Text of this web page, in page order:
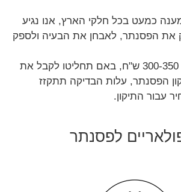
כמעט בכל חלקי הארץ, אנו נגיע
את הפסנתר, לאבחן את הבעיה ולספק
עלות הבדיקה היא 300-350 ש"ח, באם תחליטו לקבל את
הפסנתר, עלות הבדיקה תתקזז
עבור התיקון.
לפסנתר